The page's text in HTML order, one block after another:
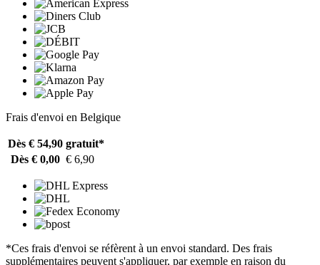
Frais d'envoi en Belgique
Dès € 54,90 gratuit*
Dès € 0,00 € 6,90
*Ces frais d'envoi se réfèrent à un envoi standard. Des frais
supplémentaires peuvent s'appliquer, par exemple en raison du